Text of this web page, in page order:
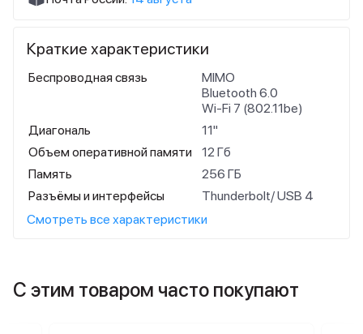
Краткие характеристики
Беспроводная связь
MIMO
Bluetooth 6.0
Wi-Fi 7 (802.11be)
Диагональ
11"
Объем оперативной памяти
12 Гб
Память
256 ГБ
Разъёмы и интерфейсы
Thunderbolt/ USB 4
Смотреть все характеристики
С этим товаром часто покупают